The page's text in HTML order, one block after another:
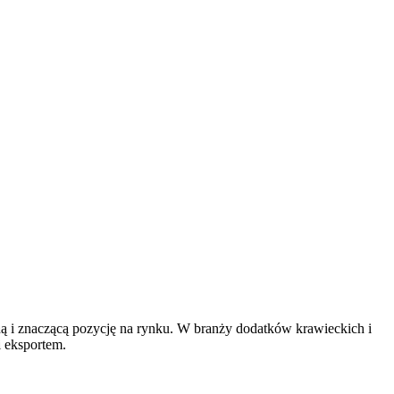
i znaczącą pozycję na rynku. W branży dodatków krawieckich i